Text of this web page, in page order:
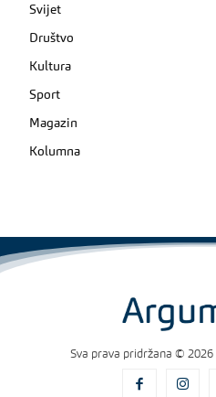
Svijet
Društvo
Kultura
Sport
Magazin
Kolumna
Sva prava pridržana © 2026